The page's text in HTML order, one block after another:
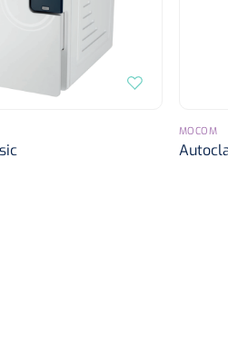
MOCOM